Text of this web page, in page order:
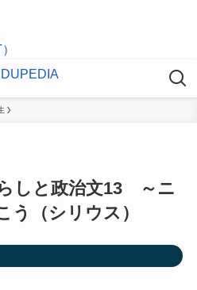
しと政治文13 ～ニ
う（シリウス）